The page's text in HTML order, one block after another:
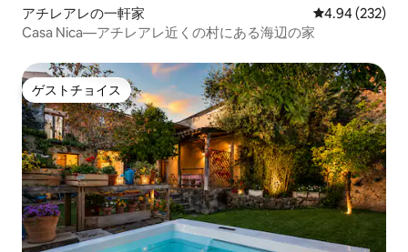
アチレアレの一軒家 レビュー232
4.94 (232)
Casa Nica—アチレアレ近くの村にある海辺の家
ゲストチョイス
ゲストチョイス